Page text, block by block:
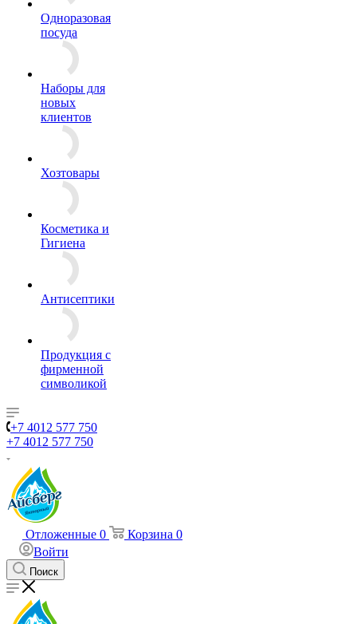
Одноразовая
посуда
Наборы для
новых
клиентов
Хозтовары
Косметика и
Гигиена
Антисептики
Продукция с
фирменной
символикой
+7 4012 577 750
+7 4012 577 750
Отложенные 0 Корзина 0
Войти
Поиск